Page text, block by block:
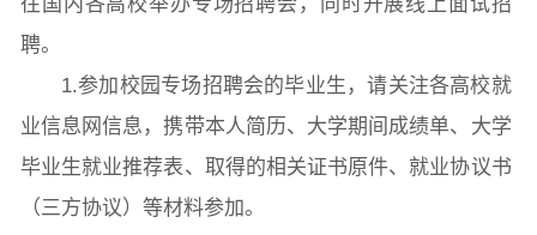
聘。
1.参加校园专场招聘会的毕业生，请关注各高校就
业信息网信息，携带本人简历、大学期间成绩单、大学
毕业生就业推荐表、取得的相关证书原件、就业协议书
（三方协议）等材料参加。